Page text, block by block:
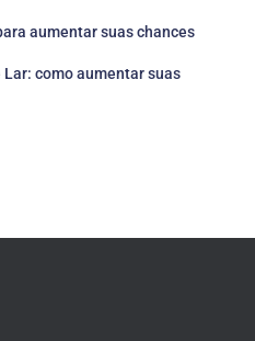
aumentar suas chances
Lar: como aumentar suas